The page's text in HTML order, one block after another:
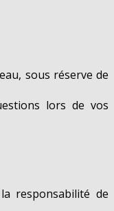
sous réserve de
lors de vos
responsabilité de